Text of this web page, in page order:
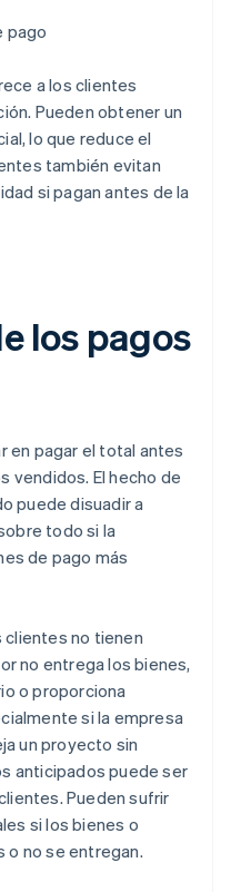
pago
a los clientes
Pueden obtener un
lo que reduce el
también evitan
si pagan antes de la
los pagos
en pagar el total antes
vendidos. El hecho de
puede disuadir a
todo si la
de pago más
clientes no tienen
no entrega los bienes,
o proporciona
si la empresa
un proyecto sin
anticipados puede ser
Pueden sufrir
si los bienes o
no se entregan.